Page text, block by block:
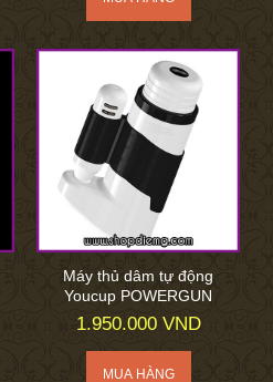
Máy thủ dâm tự động
Youcup POWERGUN
1.950.000 VND